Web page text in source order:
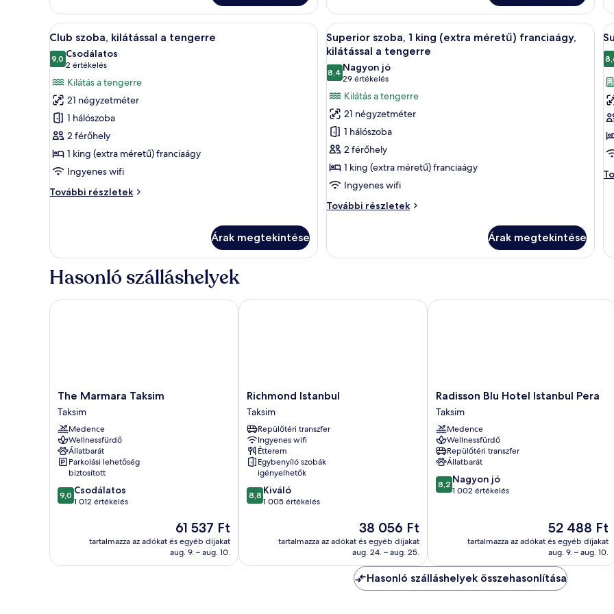
részletei
A
következő
szoba
összes
képének
megtekintése:
Club
szoba,
kilátással
a
tengerre
Egy sarokszobában található, nagy ablakos helyiség, ahonnan kilátás nyílik a városra. A szobában van
12
Club szoba, kilátással a tengerre
9,010-ből 9,0
Csodálatos
2 értékelés
(2
értékelés)
Kilátás a tengerre
21 négyzetméter
1 hálószoba
2 férőhely
1 king (extra méretű) franciaágy
Ingyenes wifi
További részletek
Club
további
Árak megtekintése
A
következő
szoba
összes
képének
megtekintése:
Superior
szoba,
1
king
(extra
méretű)
a
Egy szállodai szoba, amelyben
10
Superior szoba, 1 king (extra méretű) franciaágy,
kilátással a tengerre
8,410-ből 8,4
Nagyon jó
29 értékelés
(29
értékelés)
Kilátás a tengerre
21 négyzetméter
1 hálószoba
2 férőhely
1 king (extra méretű) franciaágy
Ingyenes wifi
További részletek
Superior
(extra
a
Árak megtekintése
A
a
Hasonló szálláshelyek
The
Marmara
Taksim
Taksim
The Marmara Taksim
Taksim
Medence
Wellnessfürdő
Állatbarát
Parkolási lehetőség
biztosított
9.0
ennyiből:
9,0 Csodálatos
1 012 értékelés
Az
ár
61 537 Ft
61 537 Ft
tartalmazza az adókat és egyéb díjakat
aug. 9. – aug. 10.
The Marmara Taksim
Richmond
Istanbul
Taksim
Richmond Istanbul
Taksim
Repülőtéri transzfer
Ingyenes wifi
Étterem
Egybenyíló szobák
igényelhetők
8.8
ennyiből:
8,8 Kiváló
1 005 értékelés
Az
ár
38 056 Ft
38 056 Ft
tartalmazza az adókat és egyéb díjakat
aug. 24. – aug. 25.
Richmond Istanbul
Radisson
Blu
Hotel
Istanbul
Pera
Taksim
Radisson Blu Hotel Istanbul Pera
Taksim
Medence
Wellnessfürdő
Repülőtéri transzfer
Állatbarát
8.2
ennyiből:
8,2 Nagyon jó
1 002 értékelés
Az
ár
52 488 Ft
52 488 Ft
tartalmazza az adókat és egyéb díjakat
aug. 9. – aug. 10.
Radisson Blu Hotel Istanbul Pera
Hasonló szálláshelyek összehasonlítása